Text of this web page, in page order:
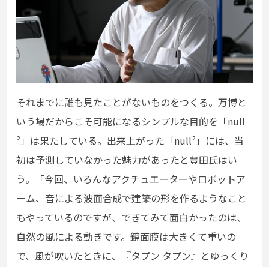
それまでに誰も見たことがないものをつくる。万博と
いう場だからこそ可能になるシンプルな目的を「null
²」は果たしている。出来上がった「null²」には、当
初は予測していなかった魅力があったと豊田氏はい
う。「今回、いろんなアクチュエーターやロボットア
ーム、音による波面合成で建築の形を作るようなこと
もやっているのですが、 できてみて面白かったのは、
自然の風による動きです。鏡面膜は大きくて重いの
で、風が吹いたときに、『タプン タプン』とゆっくり